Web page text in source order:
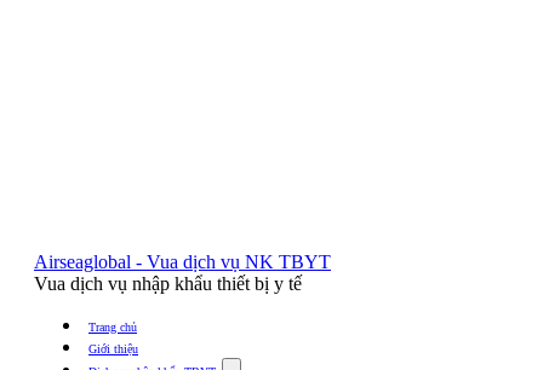
Airseaglobal - Vua dịch vụ NK TBYT
Vua dịch vụ nhập khẩu thiết bị y tế
Trang chủ
Giới thiệu